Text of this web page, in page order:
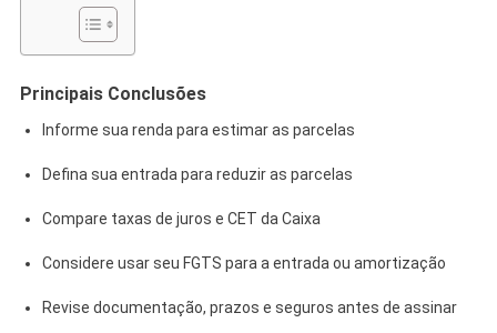
Principais Conclusões
Informe sua renda para estimar as parcelas
Defina sua entrada para reduzir as parcelas
Compare taxas de juros e CET da Caixa
Considere usar seu FGTS para a entrada ou amortização
Revise documentação, prazos e seguros antes de assinar